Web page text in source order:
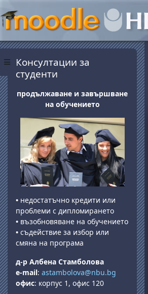
Страничен панел
Блокове
Консултации за
студенти
продължаване и завършване
на обучението
• недостатъчно кредити или
проблеми с дипломирането
• възобновяване на обучението
• съдействие за избор или
смяна на програма
д-р Албена Стамболова
e-mail: astambolova@nbu.bg
офис: корпус 1, офис 120